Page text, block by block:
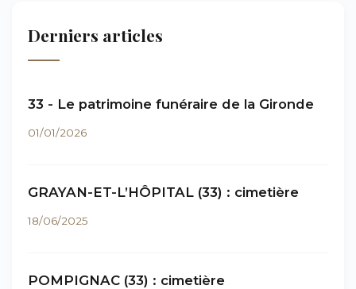
Derniers articles
33 - Le patrimoine funéraire de la Gironde
01/01/2026
GRAYAN-ET-L’HÔPITAL (33) : cimetière
18/06/2025
POMPIGNAC (33) : cimetière